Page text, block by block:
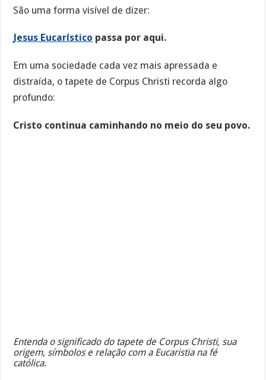
São uma forma visível de dizer:
Jesus Eucarístico passa por aqui.
Em uma sociedade cada vez mais apressada e
distraída, o tapete de Corpus Christi recorda algo
profundo:
Cristo continua caminhando no meio do seu povo.
Entenda o significado do tapete de Corpus Christi, sua
origem, símbolos e relação com a Eucaristia na fé
católica.